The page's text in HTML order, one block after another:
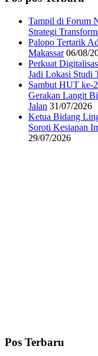
Tampil di Forum
Strategi
Palopo Tertarik
Makassar 06/08/
Perkuat
Jadi Lokasi Studi
Sambut HUT ke-
Gerakan Langit
Jalan 31/07/2026
Ketua Bidang
Soroti Kesiapan
29/07/2026
Pos Terbaru